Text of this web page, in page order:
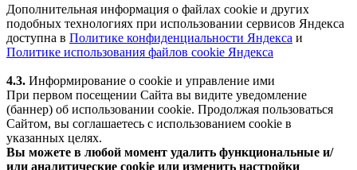
Дополнительная информация о файлах cookie и других
подобных технологиях при использовании сервисов Яндекса
доступна в Политике конфиденциальности Яндекса и
Политике использования файлов cookie Яндекса
4.3. Информирование о cookie и управление ими
При первом посещении Сайта вы видите уведомление
(баннер) об использовании cookie. Продолжая пользоваться
Сайтом, вы соглашаетесь с использованием cookie в
указанных целях.
Вы можете в любой момент удалить функциональные и/
или аналитические cookie или изменить настройки